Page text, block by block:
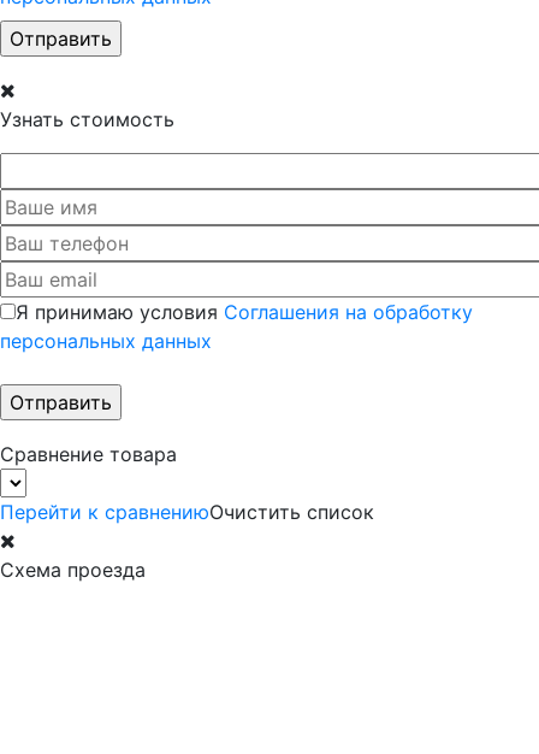
Узнать стоимость
Я принимаю условия Соглашения на обработку
персональных данных
Сравнение товара
Перейти к сравнениюОчистить список
Схема проезда